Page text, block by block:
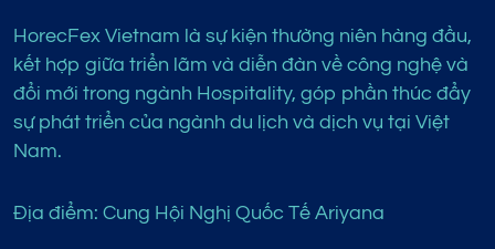
HorecFex Vietnam là sự kiện thường niên hàng đầu,
kết hợp giữa triển lãm và diễn đàn về công nghệ và
đổi mới trong ngành Hospitality, góp phần thúc đẩy
sự phát triển của ngành du lịch và dịch vụ tại Việt
Nam.
Địa điểm: Cung Hội Nghị Quốc Tế Ariyana